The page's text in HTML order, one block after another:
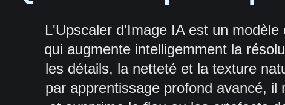
L'Upscaler d'Image IA est un
qui augmente intelligemment la
les détails, la netteté et la texture
par apprentissage profond avancé,